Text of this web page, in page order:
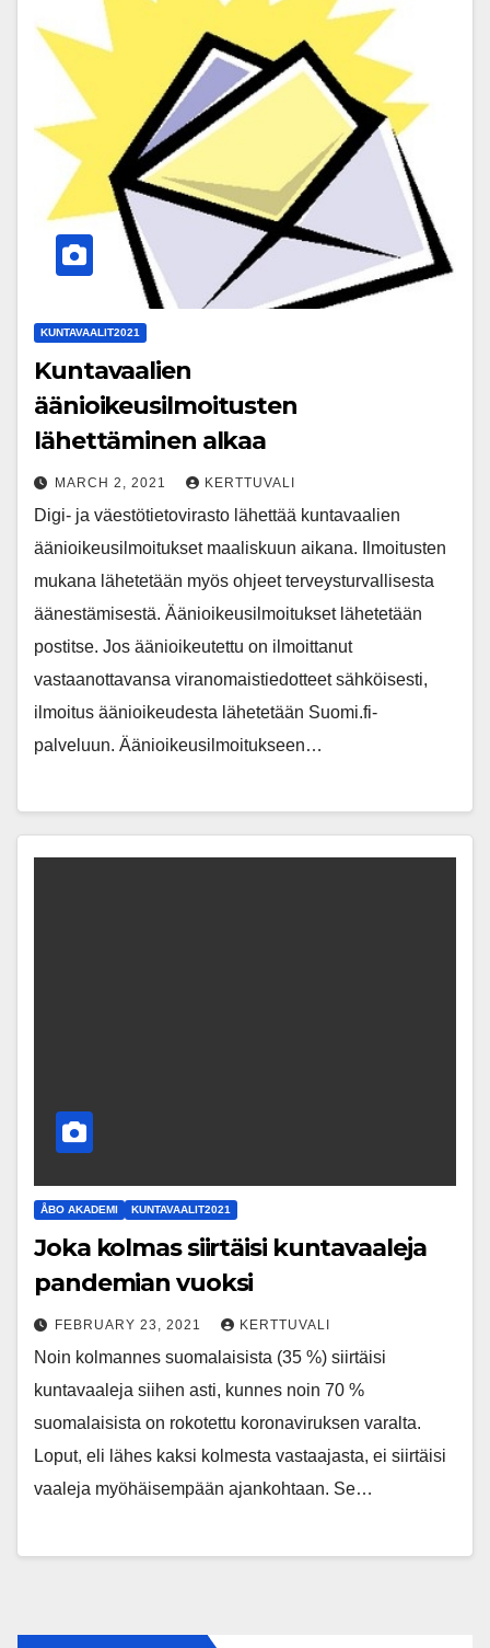
KUNTAVAALIT2021
Kuntavaalien
äänioikeusilmoitusten
lähettäminen alkaa
MARCH 2, 2021 KERTTUVALI
Digi- ja väestötietovirasto lähettää kuntavaalien
äänioikeusilmoitukset maaliskuun aikana. Ilmoitusten
mukana lähetetään myös ohjeet terveysturvallisesta
äänestämisestä. Äänioikeusilmoitukset lähetetään
postitse. Jos äänioikeutettu on ilmoittanut
vastaanottavansa viranomaistiedotteet sähköisesti,
ilmoitus äänioikeudesta lähetetään Suomi.fi-
palveluun. Äänioikeusilmoitukseen…
ÅBO AKADEMI KUNTAVAALIT2021
Joka kolmas siirtäisi kuntavaaleja
pandemian vuoksi
FEBRUARY 23, 2021 KERTTUVALI
Noin kolmannes suomalaisista (35 %) siirtäisi
kuntavaaleja siihen asti, kunnes noin 70 %
suomalaisista on rokotettu koronaviruksen varalta.
Loput, eli lähes kaksi kolmesta vastaajasta, ei siirtäisi
vaaleja myöhäisempään ajankohtaan. Se…